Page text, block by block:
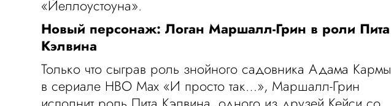
«Йеллоустоуна».
Новый персонаж: Логан Маршалл-Грин в роли Пита
Кэлвина
Только что сыграв роль знойного садовника Адама Кармы
в сериале HBO Max «И просто так…», Маршалл-Грин